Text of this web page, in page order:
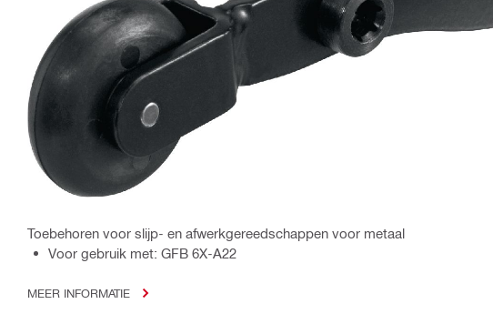
Toebehoren voor slijp- en afwerkgereedschappen voor metaal
Voor gebruik met: GFB 6X-A22
MEER INFORMATIE